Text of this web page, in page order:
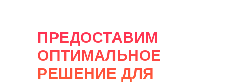
ПРЕДОСТАВИМ
ОПТИМАЛЬНОЕ
РЕШЕНИЕ ДЛЯ